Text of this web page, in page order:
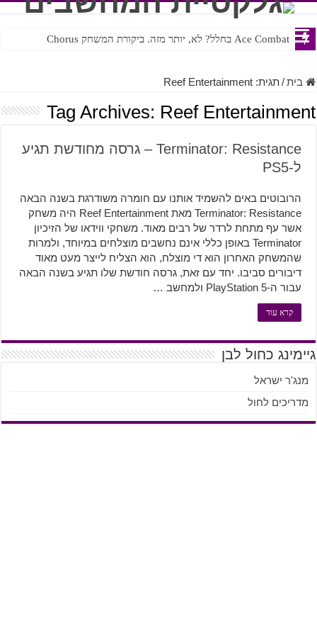
Ace Combat בחלל? לא, יותר מזה. ביקורת המשחק Chorus
Steven Universe והשירים שתורגמו בצורה נוראית לעברית
בית/תגית:Reef Entertainment
Tag Archives: Reef Entertainment
Terminator: Resistance – גרסה מחודשת תגיע
ל-PS5
הרובוטים באים להשמיד אותנו עם חומרה משודרגת בשנה הבאה
Terminator: Resistance מאת Reef Entertainment היה משחק
אשר עף מתחת לרדר של רבים מאוד. משחקי ווידאו של הזיכיון
Terminator באופן כללי אינם נחשבים מוצלחים במיוחד, ולמרות
שהמשחק האחרון הוא די מוצלח, הוא הצליח לייצר מעט מאוד
דיבורים סביבו. יחד עם זאת, גרסה חודשת שלו תגיע בשנה הבאה
עבור ה-PlayStation 5 ולמחשב …
קרא עוד
גיימינג כחול לבן
מנג'ר ישראל
מדריכים לחול